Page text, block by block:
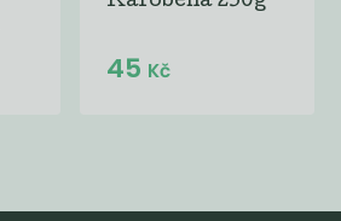
45 Kč